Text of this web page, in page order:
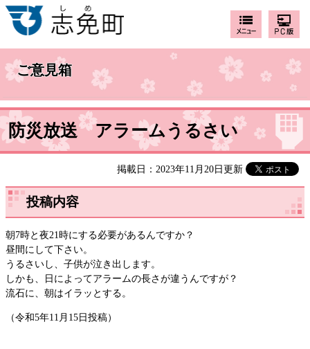
ご意見箱
防災放送 アラームうるさい
掲載日：2023年11月20日更新
投稿内容
朝7時と夜21時にする必要があるんですか？
昼間にして下さい。
うるさいし、子供が泣き出します。
しかも、日によってアラームの長さが違うんですが？
流石に、朝はイラッとする。
（令和5年11月15日投稿）